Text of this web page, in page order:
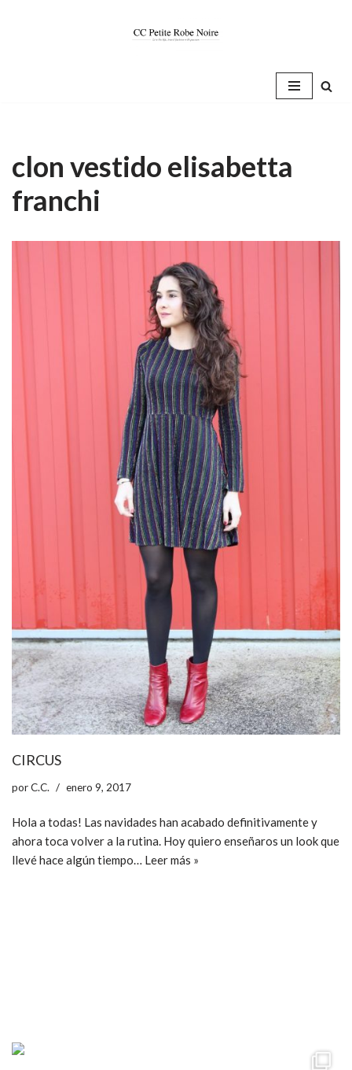
clon vestido elisabetta
franchi
CIRCUS
porC.C. enero 9, 2017
Hola a todas! Las navidades han acabado definitivamente y
ahora toca volver a la rutina. Hoy quiero enseñaros un look que
llevé hace algún tiempo… Leer más »